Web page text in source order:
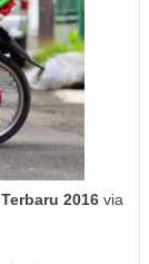
2016via